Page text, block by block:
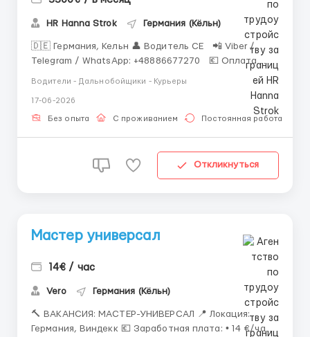
HR Hanna Strok Германия (Кёльн)
🇩🇪 Германия, Кельн 👤 Водитель СЕ 📲 Viber /
Telegram / WhatsApp: +48886677270 💶 Оплата
(чистыми): 3300,00 € / месяц Опыт: Страны
ЕС. Обязателен. От 1 года. 📍 Для кого: Мужчины, от
20 до 65 лет 📝 Необходимые документы: Паспорт
ЕС, ПМЖ ЕС. Права...
Водители - Дальнобойщики - Курьеры
17-06-2026
Без опыта С проживанием Постоянная работа
Откликнуться
Мастер универсал
14€ / час
Vero Германия (Кёльн)
🔨 ВАКАНСИЯ: МАСТЕР-УНИВЕРСАЛ 📍 Локация:
Германия, Виндекк 💶 Заработная плата: • 14 €/час •